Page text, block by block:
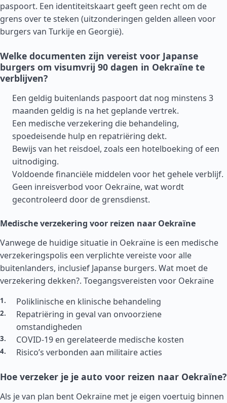
paspoort. Een identiteitskaart geeft geen recht om de
grens over te steken (uitzonderingen gelden alleen voor
burgers van Turkije en Georgië).
Welke documenten zijn vereist voor Japanse
burgers om visumvrij 90 dagen in Oekraïne te
verblijven?
Een geldig buitenlands paspoort dat nog minstens 3
maanden geldig is na het geplande vertrek.
Een medische verzekering die behandeling,
spoedeisende hulp en repatriëring dekt.
Bewijs van het reisdoel, zoals een hotelboeking of een
uitnodiging.
Voldoende financiële middelen voor het gehele verblijf.
Geen inreisverbod voor Oekraïne, wat wordt
gecontroleerd door de grensdienst.
Medische verzekering voor reizen naar Oekraïne
Vanwege de huidige situatie in Oekraïne is een medische
verzekeringspolis een verplichte vereiste voor alle
buitenlanders, inclusief Japanse burgers. Wat moet de
verzekering dekken?. Toegangsvereisten voor Oekraïne
Poliklinische en klinische behandeling
Repatriëring in geval van onvoorziene
omstandigheden
COVID-19 en gerelateerde medische kosten
Risico’s verbonden aan militaire acties
Hoe verzeker je je auto voor reizen naar Oekraïne?
Als je van plan bent Oekraïne met je eigen voertuig binnen